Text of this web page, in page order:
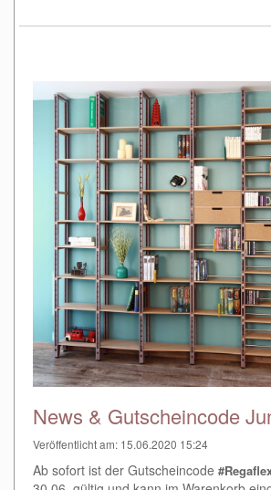
News & Gutscheincode
Veröffentlicht am: 15.06.2020 15:24
Ab sofort ist der Gutscheincode